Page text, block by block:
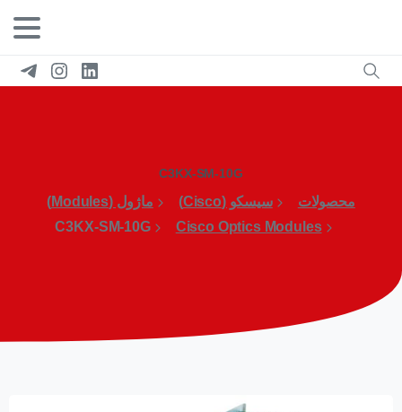
C3KX-SM-10G
محصولات سیسکو (Cisco)
ماژول (Modules)
Cisco Optics Modules
C3KX-SM-10G